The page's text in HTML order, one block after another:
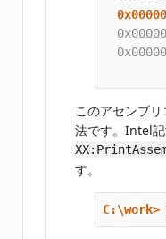
このアセンブ
法です。Intel記
す。
C:\work>